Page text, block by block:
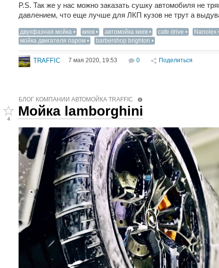
P.S. Так же у нас можно заказать сушку автомобиля не
давлением, что еще лучше для ЛКП кузов не трут а
двухфазная мойка киев автомойка киев cafe drive
Nanolex
мойка двигателя паром
barbershop brighton
TRAFFIC 7 мая 2020, 19:53 0 Поделиться
БЛОГ КОМПАНИИ АВТОМОЙКА TRAFFIC
4
Мойка lamborghini